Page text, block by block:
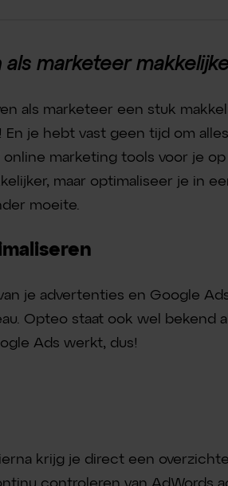
marketeer
als marketeer een stuk
je hebt vast geen tijd om
online marketing tools voor je
maar optimaliseer je in
moeite.
je advertenties en Google
Opteo staat ook wel bekend
Ads werkt, dus!
krijg je direct een